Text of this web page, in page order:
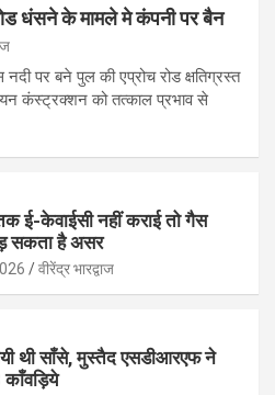
धंसने के मामले मे कंपनी पर बैन
पर बने पुल की एप्रोच रोड क्षतिग्रस्त
कंस्ट्रक्शन को तत्काल प्रभाव से
ई-केवाईसी नहीं कराई तो गैस
सकता है असर
वीरेंद्र भारद्वाज
थी साँसे, मुस्तैद एसडीआरएफ ने
काँवड़िये